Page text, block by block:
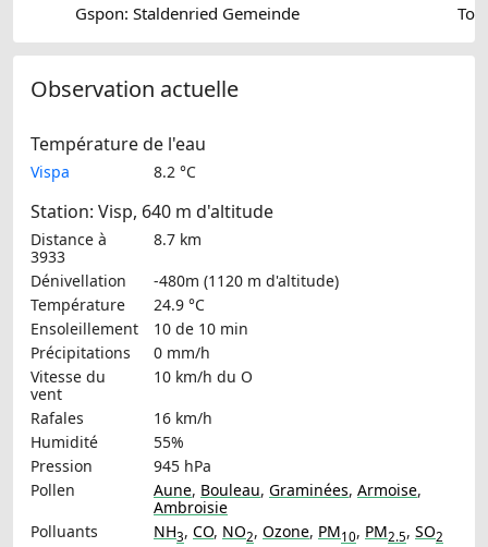
Gspon: Staldenried Gemeinde
Observation actuelle
Température de l'eau
Vispa 8.2 °C
Station: Visp, 640 m d'altitude
Distance à
3933
8.7 km
Dénivellation
-480m (1120 m d'altitude)
Température
24.9 °C
Ensoleillement
10 de 10 min
Précipitations
0 mm/h
Vitesse du
vent
10 km/h du O
Rafales
16 km/h
Humidité
55%
Pression
945 hPa
Pollen
Aune, Bouleau, Graminées, Armoise,
Ambroisie
Polluants
NH3, CO, NO2, Ozone, PM10, PM2.5, SO2